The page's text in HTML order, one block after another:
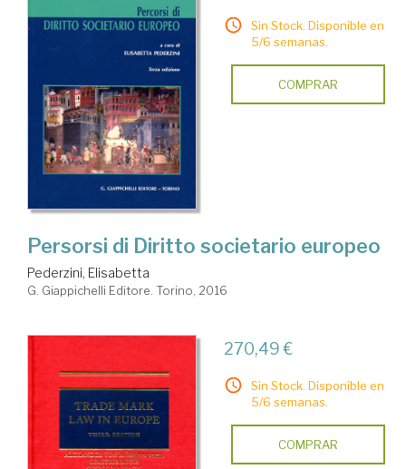
Sin Stock. Disponible en
5/6 semanas.
COMPRAR
Persorsi di Diritto societario europeo
Pederzini, Elisabetta
G. Giappichelli Editore. Torino, 2016
270,49 €
Sin Stock. Disponible en
5/6 semanas.
COMPRAR